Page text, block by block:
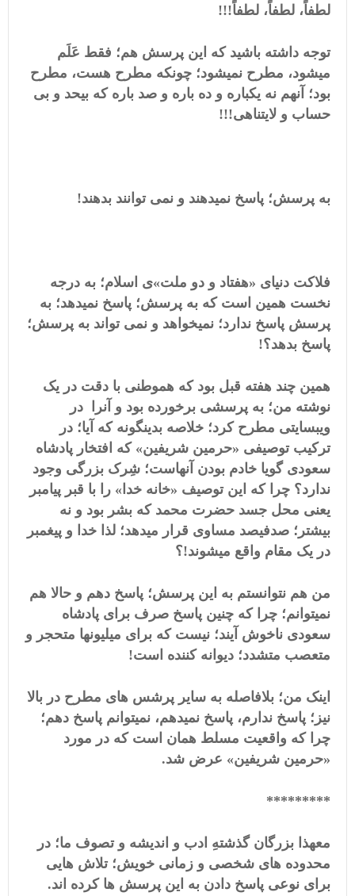
لطفاً، لطفاً، لطفاً!!!
توجه داشته باشید که این پرسش هم؛ فقط عَلَم
میشود، مطرح نمیشود؛ چونکه مطرح هست، مطرح
بود؛ آنهم نه یکباره و ده باره و صد باره که بیحد و بی
حساب و لایتناهی!!!
به پرسش؛ پاسخ نمیدهند و نمی توانند بدهند!
فلاکت دنیای «هفتاد و دو ملت»ی اسلام؛ به درجه
نخست همین است که به پرسش؛ پاسخ نمیدهد؛ به
پرسش پاسخ ندارد؛ نمیخواهد و نمی تواند به پرسش؛
پاسخ بدهد؟!
همین چند هفته قبل بود که هموطنی با دقت در یک
نوشته من؛ به پرسشی برخورده بود و آنرا در
ویبسایتی مطرح کرد؛ خلاصه بدینگونه که آیا؛ در
ترکیب توصیفی «حرمین شریفین» که افتخار پادشاه
سعودی گویا خادم بودن آنهاست؛ شِرک بزرگی وجود
ندارد؟ چرا که این توصیف «خانه خدا» را با قبر پیامبر
یعنی محل جسد حضرت محمد که بشر بود و نه
بیشتر؛ صدفیصد مساوی قرار میدهد؛ لذا خدا و پیغمبر
در یک مقام واقع میشوند!؟
من هم نتوانستم به این پرسش؛ پاسخ دهم و حالا هم
نمیتوانم؛ چرا که چنین پاسخ صرف برای پادشاه
سعودی ناخوش آیند؛ نیست که برای میلیونها متحجر و
متعصب متشدد؛ دیوانه کننده است!
اینک من؛ بلافاصله به سایر پرشس های مطرح در بالا
نیز؛ پاسخ ندارم، پاسخ نمیدهم، نمیتوانم پاسخ دهم؛
چرا که واقعیت مسلط همان است که در مورد
«حرمین شریفین» عرض شد.
*********
معهذا بزرگان گذشتهِ ادب و اندیشه و تصوف ما؛ در
محدوده های شخصی و زمانی خویش؛ تلاش هایی
برای نوعی پاسخ دادن به این پرسش ها کرده اند.